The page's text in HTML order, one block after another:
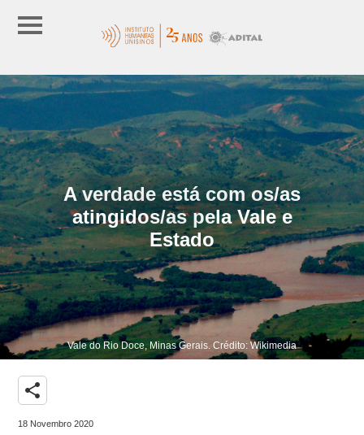
A verdade está com os/as
atingidos/as pela Vale e
Estado
Vale do Rio Doce, Minas Gerais. Crédito: Wikimedia
share
18 Novembro 2020